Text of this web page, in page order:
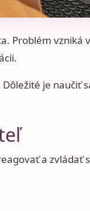
Problém
je naučiť
a zvládať